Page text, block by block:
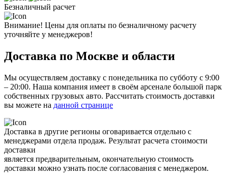
Безналичный расчет
Внимание! Цены для оплаты по безналичному расчету
уточняйте у менеджеров!
Доставка по Москве и области
Мы осуществляем доставку с понедельника по субботу с 9:00
– 20:00. Наша компания имеет в своём арсенале большой парк
собственных грузовых авто. Рассчитать стоимость доставки
вы можете на данной странице
Доставка в другие регионы оговаривается отдельно с
менеджерами отдела продаж. Результат расчета стоимости
доставки
является предварительным, окончательную стоимость
доставки можно узнать после согласования с менеджером.